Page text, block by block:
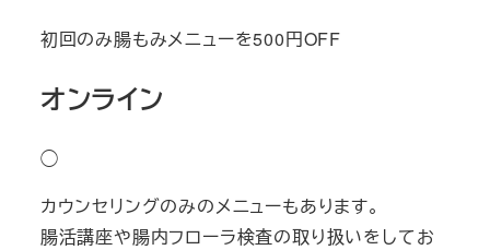
初回のみ腸もみメニューを500円OFF
オンライン
◯
カウンセリングのみのメニューもあります。
腸活講座や腸内フローラ検査の取り扱いをしてお